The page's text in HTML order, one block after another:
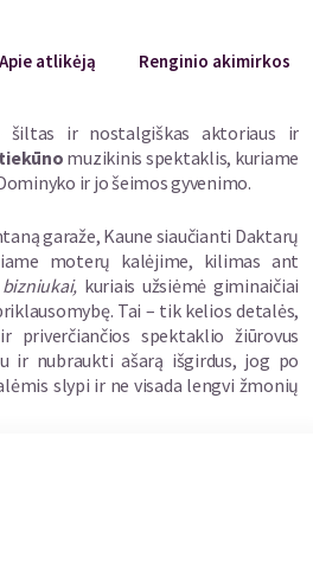
Apie atlikėją Renginio akimirkos
šiltas ir nostalgiškas aktoriaus ir
muzikinis spektaklis, kuriame
ir jo šeimos gyvenimo.
garaže, Kaune siaučianti Daktarų
moterų kalėjime, kilimas ant
bizniukai, kuriais užsiėmė giminaičiai
Tai – tik kelios detalės,
priverčiančios spektaklio žiūrovus
ir nubraukti ašarą išgirdus, jog po
slypi ir ne visada lengvi žmonių
pertraukos aplankius savo tetą
ir prabangiausias užsienis. 1994